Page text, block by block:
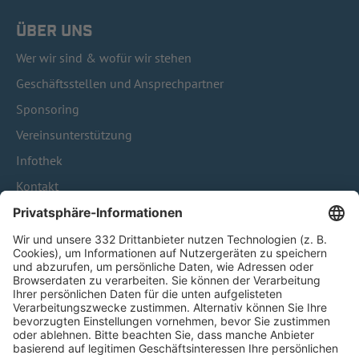
ÜBER UNS
Wer wir sind & wofür wir stehen
Geschäftsstellen und Ansprechpartner
Sponsoring
Vereinsunterstützung
Infothek
Kontakt
HÄUFIG BESUCHTE SEITEN
Pässe und Vereinswechsel
Trainerausbildung
Schulungsangebot Vereinsmitarbeiter
BFV-Geschäftsstellen